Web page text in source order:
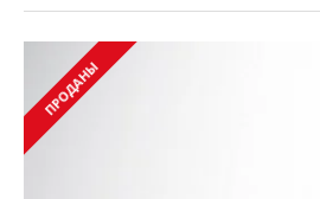
ПРОДАНЫ